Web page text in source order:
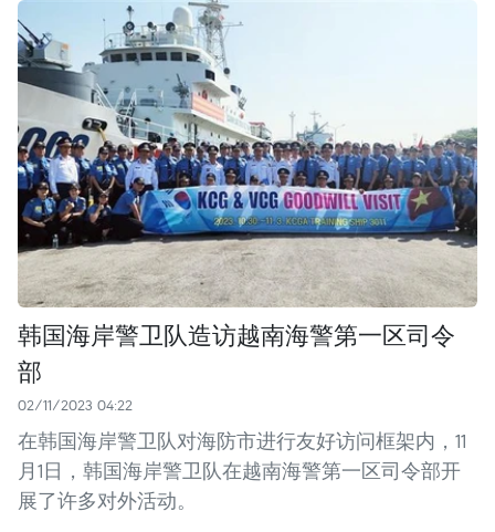
韩国海岸警卫队造访越南海警第一区司令
部
02/11/2023 04:22
在韩国海岸警卫队对海防市进行友好访问框架内，11
月1日，韩国海岸警卫队在越南海警第一区司令部开
展了许多对外活动。